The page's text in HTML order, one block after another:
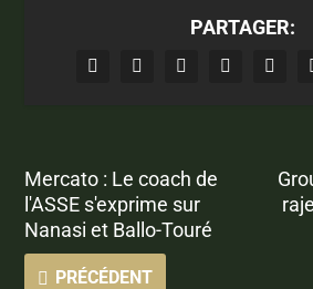
PARTAGER:
Mercato : Le coach de
l'ASSE s'exprime sur
Nanasi et Ballo-Touré
PRÉCÉDENT